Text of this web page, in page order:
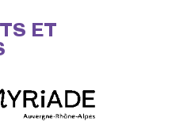
ET